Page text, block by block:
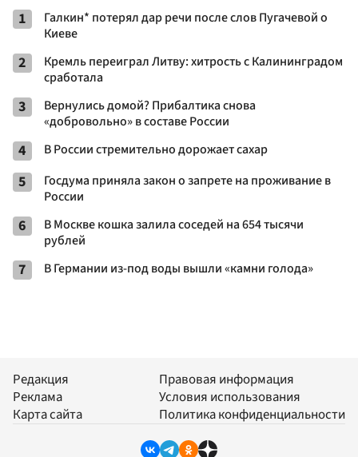
1
Галкин* потерял дар речи после слов Пугачевой о
Киеве
2
Кремль переиграл Литву: хитрость с Калининградом
сработала
3
Вернулись домой? Прибалтика снова
«добровольно» в составе России
4 В России стремительно дорожает сахар
5
Госдума приняла закон о запрете на проживание в
России
6
В Москве кошка залила соседей на 654 тысячи
рублей
7 В Германии из-под воды вышли «камни голода»
Редакция
Реклама
Карта сайта
Правовая информация
Условия использования
Политика конфиденциальности